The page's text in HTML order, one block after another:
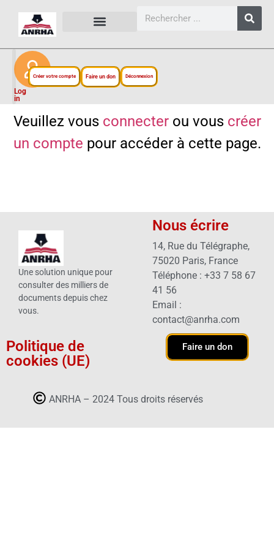
Log
in
Créer votre compte Faire un don Déconnexion
Veuillez vous connecterou vous créer
un compte pour accéder à cette page.
Une solution unique pour
consulter des milliers de
documents depuis chez
vous.
Politique de
cookies (UE)
Nous écrire
14, Rue du Télégraphe,
75020 Paris, France
Téléphone : +33 7 58 67
41 56
Email :
contact@anrha.com
Faire un don
ANRHA – 2024 Tous droits réservés